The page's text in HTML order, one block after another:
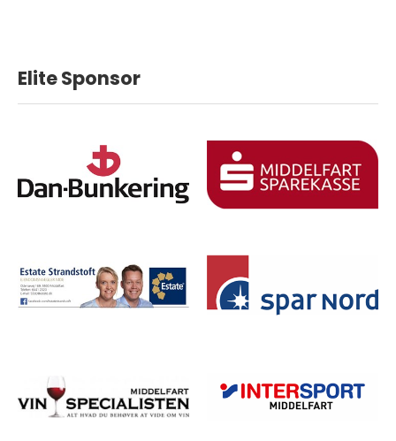
Elite Sponsor